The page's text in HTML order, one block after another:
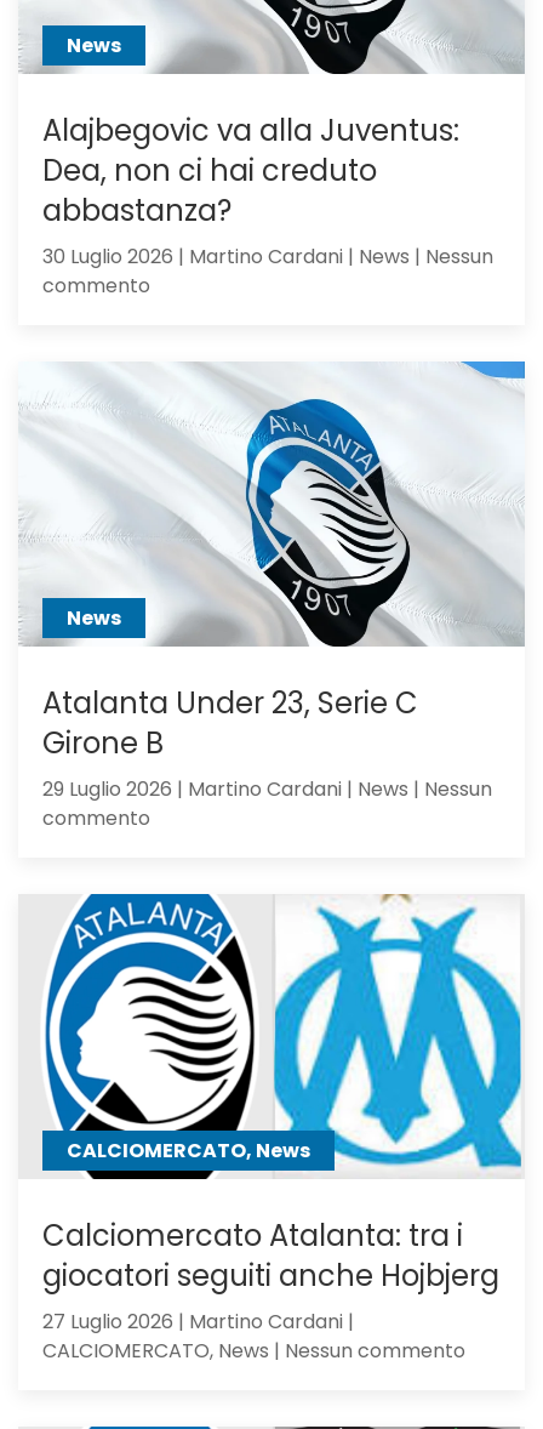
News
Alajbegovic va alla Juventus:
Dea, non ci hai creduto
abbastanza?
30 Luglio 2026 | Martino Cardani | News | Nessun
commento
alla
Juventus:
Dea,
non
hai
creduto
abbastanza?
News
Atalanta Under 23, Serie C
Girone B
29 Luglio 2026 | Martino Cardani | News | Nessun
commento
23,
Serie
C
Girone
B
CALCIOMERCATO, News
Calciomercato Atalanta: tra i
giocatori seguiti anche Hojbjerg
27 Luglio 2026 | Martino Cardani |
CALCIOMERCATO, News | Nessun commento